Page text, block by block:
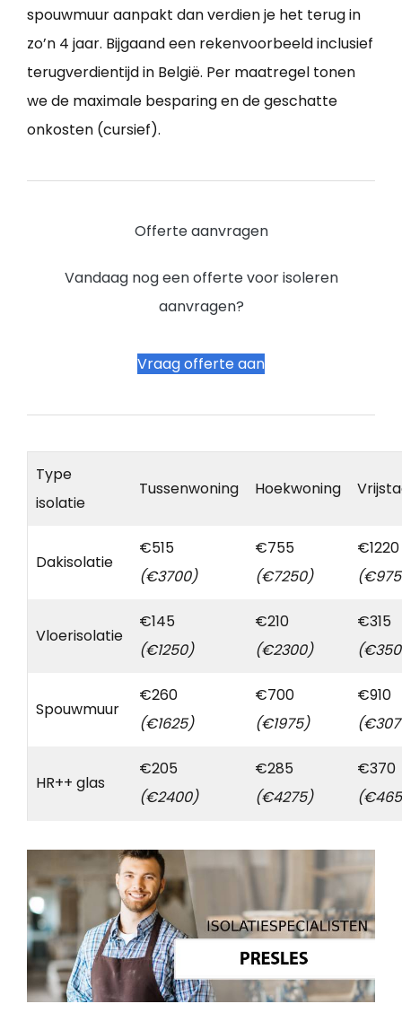
spouwmuur aanpakt dan verdien je het terug in
zo’n 4 jaar. Bijgaand een rekenvoorbeeld inclusief
terugverdientijd in België. Per maatregel tonen
we de maximale besparing en de geschatte
onkosten (cursief).
Offerte aanvragen
Vandaag nog een offerte voor isoleren
aanvragen?
Vraag offerte aan
Type
isolatie
Tussenwoning Hoekwoning
Dakisolatie
€515
(€3700)
€755
(€7250)
€1220
Vloerisolatie
€145
(€1250)
€210
(€2300)
€315
Spouwmuur
€260
(€1625)
€700
(€1975)
€910
HR++ glas
€205
(€2400)
€285
(€4275)
€370